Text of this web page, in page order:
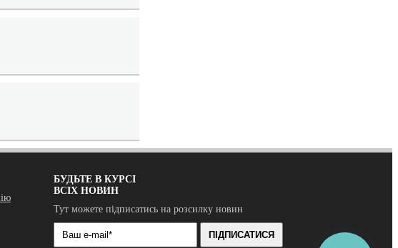
БУДЬТЕ В КУРСІ
ВСІХ НОВИН
Тут можете підписатись на розсилку новин
ПІДПИСАТИСЯ